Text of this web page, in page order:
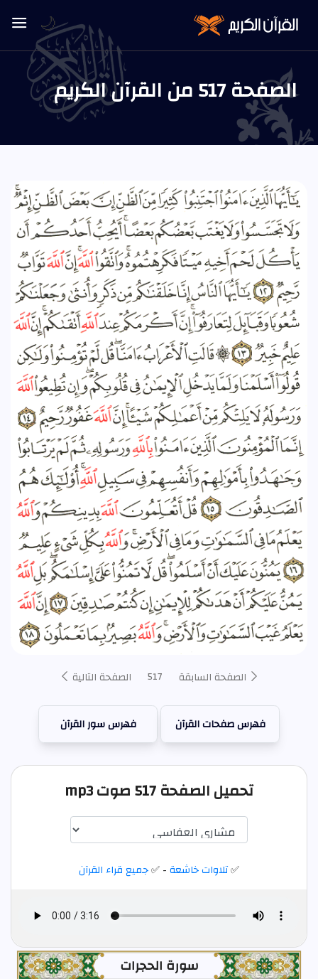
الصفحة 517 من القرآن الكريم
الصفحة السابقة 517 الصفحة التالية
فهرس صفحات القرآن فهرس سور القرآن
تحميل الصفحة 517 صوت mp3
✅تلاوات خاشعة- ✅جميع قراء القرآن
سورة الحجرات
🌙